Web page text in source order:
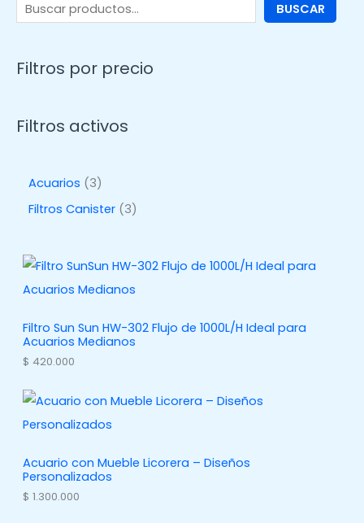
BUSCAR
Filtros por precio
Filtros activos
Acuarios 33
p
c
t
Filtros Canister 33
u
c
o
Filtro Sun Sun HW-302 Flujo de 1000L/H Ideal para
Acuarios Medianos
$ 420.000
Acuario con Mueble Licorera – Diseños
Personalizados
$ 1.300.000